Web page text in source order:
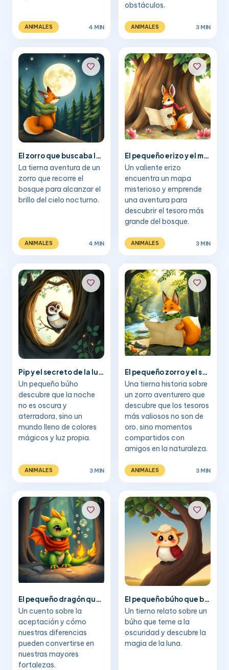
ANIMALES 4 MIN
obstáculos.
ANIMALES 3 MIN
favorite
El zorro que buscaba la luna
La tierna aventura de un
zorro que recorre el
bosque para alcanzar el
brillo del cielo nocturno.
ANIMALES 4 MIN
favorite
El pequeño erizo y el mapa del bosque
Un valiente erizo
encuentra un mapa
misterioso y emprende
una aventura para
descubrir el tesoro más
grande del bosque.
ANIMALES 3 MIN
favorite
Pip y el secreto de la luna
Un pequeño búho
descubre que la noche
no es oscura y
aterradora, sino un
mundo lleno de colores
mágicos y luz propia.
ANIMALES 3 MIN
favorite
El pequeño zorro y el secreto del río
Una tierna historia sobre
un zorro aventurero que
descubre que los tesoros
más valiosos no son de
oro, sino momentos
compartidos con
amigos en la naturaleza.
ANIMALES 3 MIN
favorite
El pequeño dragón que no podía escupir fuego
Un cuento sobre la
aceptación y cómo
nuestras diferencias
pueden convertirse en
nuestras mayores
fortalezas.
favorite
El pequeño búho que buscaba el sol
Un tierno relato sobre un
búho que teme a la
oscuridad y descubre la
magia de la luna.